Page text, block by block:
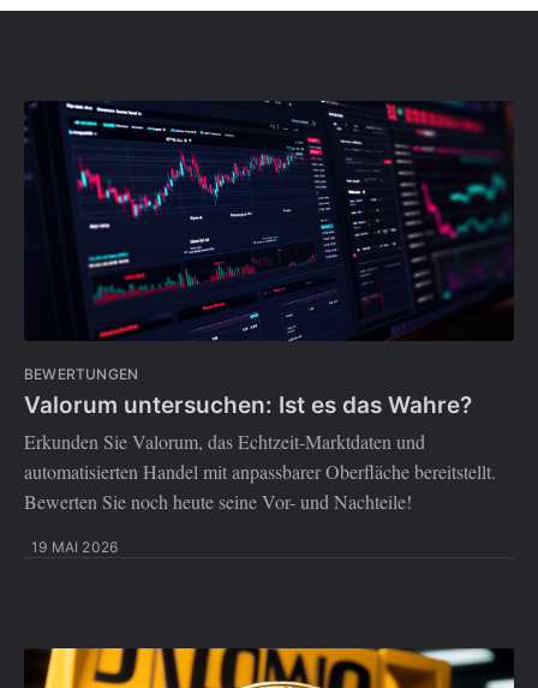
BEWERTUNGEN
Valorum untersuchen: Ist es das Wahre?
Erkunden Sie Valorum, das Echtzeit-Marktdaten und
automatisierten Handel mit anpassbarer Oberfläche bereitstellt.
Bewerten Sie noch heute seine Vor- und Nachteile!
19 MAI 2026